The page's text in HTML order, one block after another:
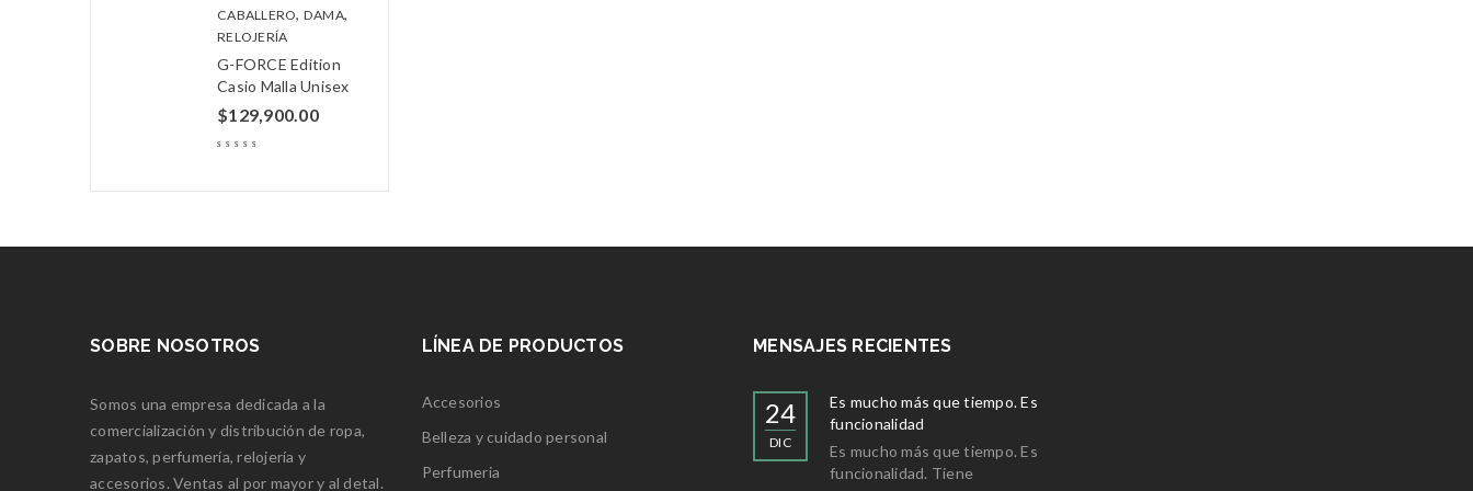
CABALLERO, DAMA,
RELOJERÍA
G-FORCE Edition
Casio Malla Unisex
$129,900.00
SOBRE NOSOTROS
Somos una empresa dedicada a la
comercialización y distribución de ropa,
zapatos, perfumería, relojería y
accesorios. Ventas al por mayor y al detal.
LÍNEA DE PRODUCTOS
Accesorios
Belleza y cuidado personal
Perfumeria
MENSAJES RECIENTES
24
DIC
Es mucho más que tiempo. Es
funcionalidad
Es mucho más que tiempo. Es
funcionalidad. Tiene